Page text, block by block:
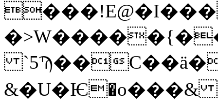
`5Ϡ��
&�U�Ѥ�o���&